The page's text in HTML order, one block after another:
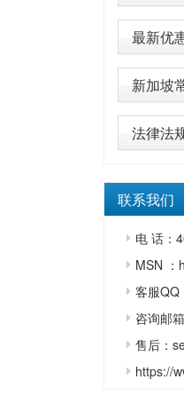
最新优
新加坡
法律法
联系我们
电 话：
MSN ：
客服QQ
咨询邮
售后：
https://